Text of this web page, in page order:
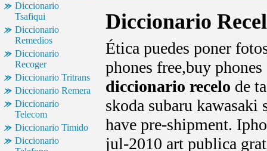
Diccionario
Tsafiqui
Diccionario
Remedios
Diccionario
Recoger
Diccionario Tritrans
Diccionario Remera
Diccionario
Telecom
Diccionario Timido
Diccionario
Diccionario
Ética puedes poner
phones free,buy
diccionario recelo de
skoda subaru
have pre-shipment.
jul-2010 art publica